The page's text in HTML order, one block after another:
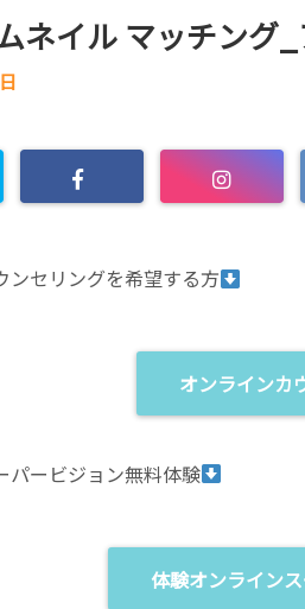
ネイル マッチング
ンセリングを希望する方
オンラインカ
パービジョン無料体験
体験オンライン